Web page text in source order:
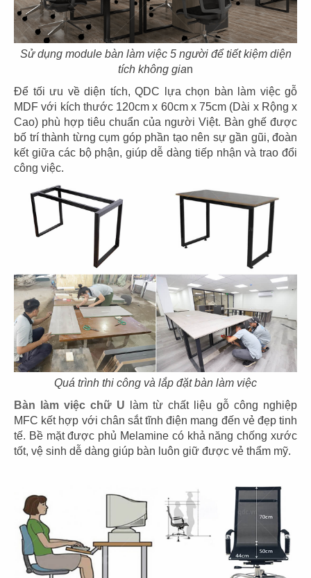
Sử dụng module bàn làm việc 5 người để tiết kiệm diện
tích không gian
Để tối ưu về diện tích, QDC lựa chọn bàn làm việc gỗ
MDF với kích thước 120cm x 60cm x 75cm (Dài x Rộng x
Cao) phù hợp tiêu chuẩn của người Việt. Bàn ghế được
bố trí thành từng cụm góp phần tạo nên sự gần gũi, đoàn
kết giữa các bộ phận, giúp dễ dàng tiếp nhận và trao đổi
công việc.
Quá trình thi công và lắp đặt bàn làm việc
Bàn làm việc chữ U
làm từ chất liệu gỗ công nghiệp
MFC kết hợp với chân sắt tĩnh điện mang đến vẻ đẹp tinh
tế. Bề mặt được phủ Melamine có khả năng chống xước
tốt, vệ sinh dễ dàng giúp bàn luôn giữ được vẻ thẩm mỹ.
Diện tích: -
Địa điểm: 2350 Harris Way, Suite B, San Jose, CA
CHI TIẾT
THIẾT KẾ, THI CÔNG VĂN PHÒNG THE
SAND ENTERTAINMENT - LANDMARK
81
Chủ đầu tư: Mr Cuong
Diện tích: 80m2
Địa chỉ: Tầng 41 Landmark 81, Q. Bình Thạnh,
TP.HCM
CHI TIẾT